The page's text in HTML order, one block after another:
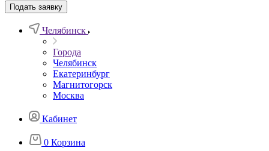
Подать заявку
Челябинск
Города
Челябинск
Екатеринбург
Магнитогорск
Москва
Кабинет
0 Корзина